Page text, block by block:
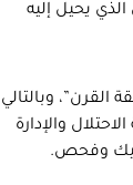
يحيل إليه
وبالتالي
والإدارة
وفحص.